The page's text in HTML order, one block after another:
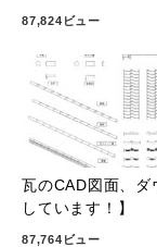
87,824ビュー
瓦のCAD図面、ダ
しています！】
87,764ビュー